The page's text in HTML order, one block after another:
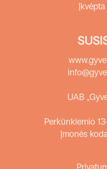
UAB
Perkūnkiemio
Įmonės